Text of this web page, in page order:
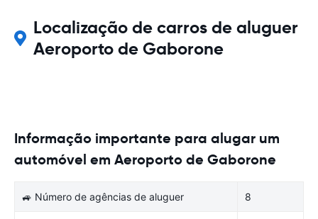
Localização de carros de aluguer
Aeroporto de Gaborone
Informação importante para alugar um
automóvel em Aeroporto de Gaborone
🚙 Número de agências de aluguer 8